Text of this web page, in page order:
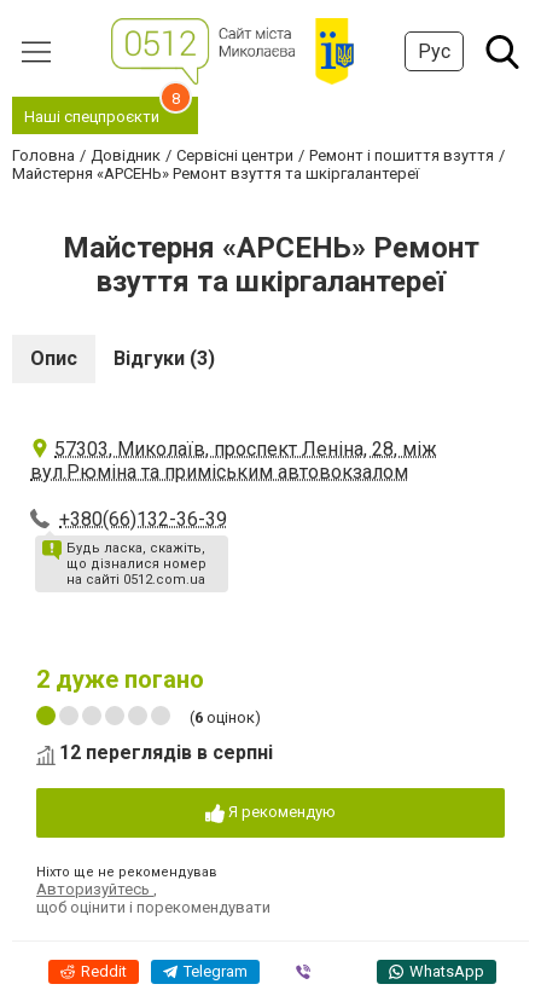
Рус
Наші спецпроєкти
8
Головна Довідник Сервісні центри
Ремонт і пошиття взуття
Майстерня «АРСЕНЬ» Ремонт взуття та шкіргалантереї
Майстерня «АРСЕНЬ» Ремонт
взуття та шкіргалантереї
Опис Відгуки (3)
57303, Миколаїв, проспект Леніна, 28, між
вул.Рюміна та приміським автовокзалом
+380(66)132-36-39
Будь ласка, скажіть,
що дізналися номер
на сайті 0512.com.ua
2 дуже погано
(6 оцінок)
12 переглядів в серпні
Я рекомендую
Ніхто ще не рекомендував
Авторизуйтесь
щоб оцінити і порекомендувати
Reddit Telegram WhatsApp